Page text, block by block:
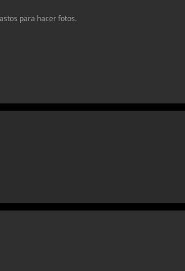
para hacer fotos.